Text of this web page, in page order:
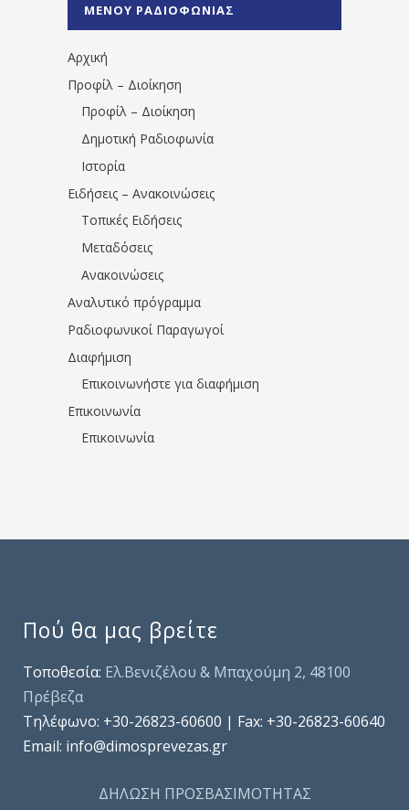
1531194763766854/" artist="" ]
ΜΕΝΟΥ ΡΑΔΙΟΦΩΝΙΑΣ
Αρχική
Προφίλ – Διοίκηση
Προφίλ – Διοίκηση
Δημοτική Ραδιοφωνία
Ιστορία
Ειδήσεις – Ανακοινώσεις
Τοπικές Ειδήσεις
Μεταδόσεις
Ανακοινώσεις
Αναλυτικό πρόγραμμα
Ραδιοφωνικοί Παραγωγοί
Διαφήμιση
Επικοινωνήστε για διαφήμιση
Επικοινωνία
Επικοινωνία
Πού θα μας βρείτε
Τοποθεσία: Ελ.Βενιζέλου & Μπαχούμη 2, 48100
Πρέβεζα
Τηλέφωνo: +30-26823-60600 | Fax: +30-26823-60640
Email: info@dimosprevezas.gr
ΔΗΛΩΣΗ ΠΡΟΣΒΑΣΙΜΟΤΗΤΑΣ